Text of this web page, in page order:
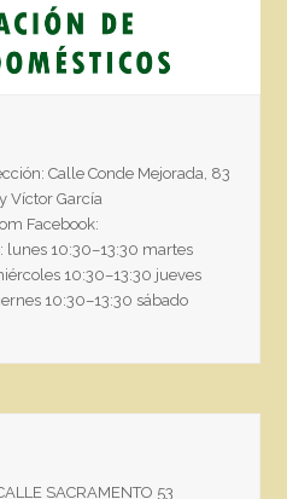
Calle Conde Mejorada, 83
Víctor García
Facebook:
lunes 10:30–13:30 martes
10:30–13:30 jueves
10:30–13:30 sábado
SACRAMENTO 53